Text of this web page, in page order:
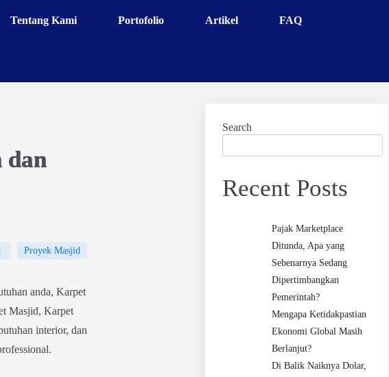
Tentang Kami Portofolio Artikel FAQ
dan
Proyek Masjid
anda, Karpet
Masjid, Karpet
interior, dan
Search
Recent Posts
Pajak Marketplace
Ditunda, Apa yang
Sebenarnya Sedang
Dipertimbangkan
Pemerintah?
Mengapa Ketidakpastian
Ekonomi Global Masih
Berlanjut?
Di Balik Naiknya Dolar,